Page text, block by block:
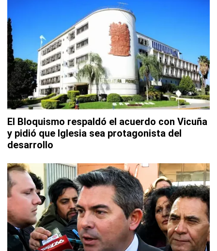
El Bloquismo respaldó el acuerdo con Vicuña
y pidió que Iglesia sea protagonista del
desarrollo